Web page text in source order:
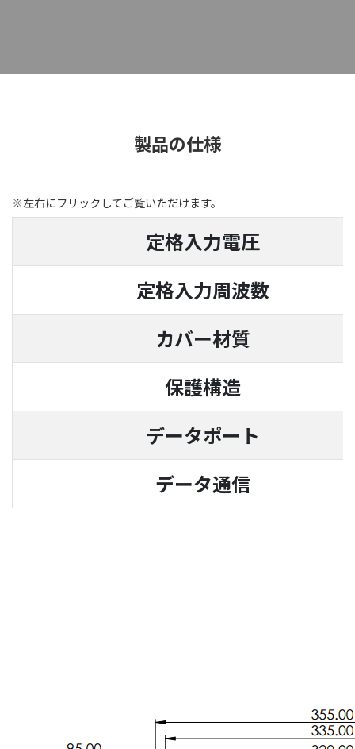
製品の仕様
※左右にフリックしてご覧いただけます。
定格入力電
定格入力周波
カバー材
保護構造
データポー
データ通